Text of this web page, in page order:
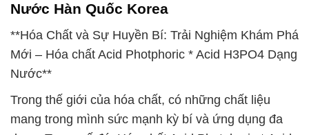
Nước Hàn Quốc Korea
**Hóa Chất và Sự Huyền Bí: Trải Nghiệm Khám Phá
Mới – Hóa chất Acid Photphoric * Acid H3PO4 Dạng
Nước**
Trong thế giới của hóa chất, có những chất liệu
mang trong mình sức mạnh kỳ bí và ứng dụng đa